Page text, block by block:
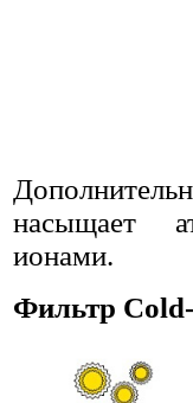
насыщает
ионами.
Фильтр